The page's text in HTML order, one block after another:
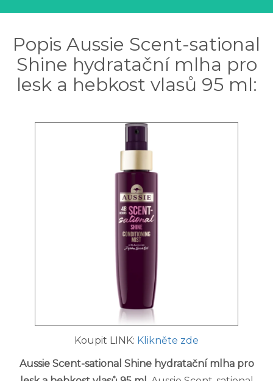
Popis Aussie Scent-sational
Shine hydratační mlha pro
lesk a hebkost vlasů 95 ml:
Koupit LINK: Klikněte zde
Aussie Scent-sational Shine hydratační mlha pro